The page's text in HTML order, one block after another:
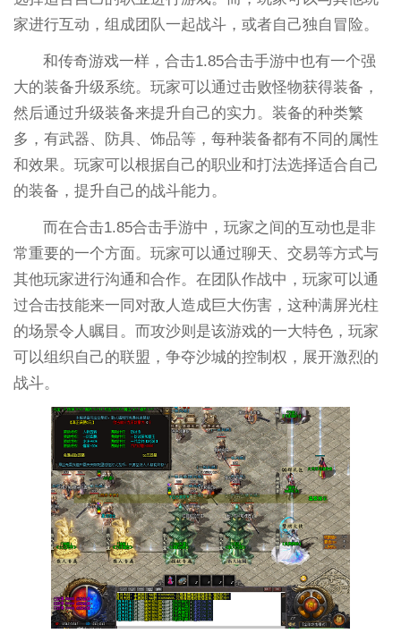
家进行互动，组成团队一起战斗，或者自己独自冒险。
和传奇游戏一样，合击1.85合击手游中也有一个强
大的装备升级系统。玩家可以通过击败怪物获得装备，
然后通过升级装备来提升自己的实力。装备的种类繁
多，有武器、防具、饰品等，每种装备都有不同的属性
和效果。玩家可以根据自己的职业和打法选择适合自己
的装备，提升自己的战斗能力。
而在合击1.85合击手游中，玩家之间的互动也是非
常重要的一个方面。玩家可以通过聊天、交易等方式与
其他玩家进行沟通和合作。在团队作战中，玩家可以通
过合击技能来一同对敌人造成巨大伤害，这种满屏光柱
的场景令人瞩目。而攻沙则是该游戏的一大特色，玩家
可以组织自己的联盟，争夺沙城的控制权，展开激烈的
战斗。